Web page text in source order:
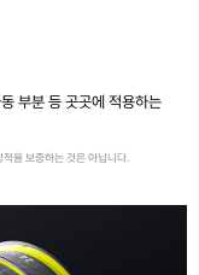
부분 등 곳곳에 적용하는
적을 보증하는 것은 아닙니다.